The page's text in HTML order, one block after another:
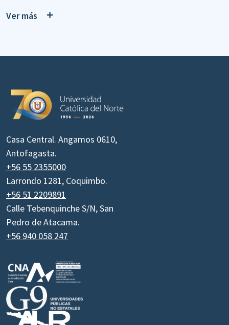
Ver más
Casa Central. Angamos 0610,
Antofagasta.
+56 55 2355000
Larrondo 1281, Coquimbo.
+56 51 2209891
Calle Tebenquinche S/N, San
Pedro de Atacama.
+56 940 058 247